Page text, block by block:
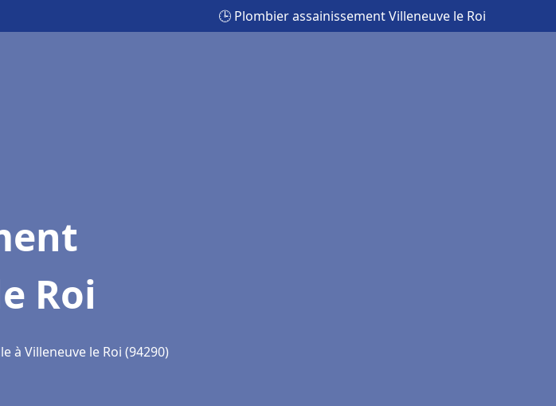
🕒 Plombier assainissement Villeneuve le Roi
Roi
Villeneuve le Roi (94290)